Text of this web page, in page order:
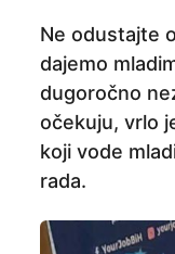
Ne odustajte
dajemo
dugoročno
očekuju, vrlo
koji vode
rada.